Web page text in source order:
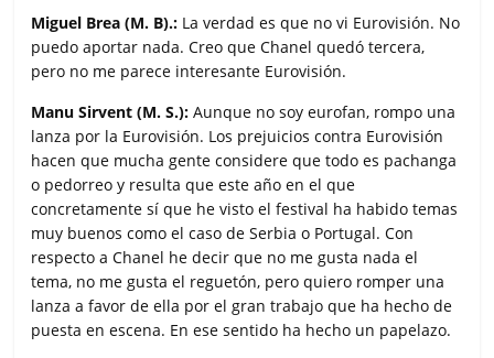
Miguel Brea (M. B).: La verdad es que no vi Eurovisión. No
puedo aportar nada. Creo que Chanel quedó tercera,
pero no me parece interesante Eurovisión.
Manu Sirvent (M. S.): Aunque no soy eurofan, rompo una
lanza por la Eurovisión. Los prejuicios contra Eurovisión
hacen que mucha gente considere que todo es pachanga
o pedorreo y resulta que este año en el que
concretamente sí que he visto el festival ha habido temas
muy buenos como el caso de Serbia o Portugal. Con
respecto a Chanel he decir que no me gusta nada el
tema, no me gusta el reguetón, pero quiero romper una
lanza a favor de ella por el gran trabajo que ha hecho de
puesta en escena. En ese sentido ha hecho un papelazo.